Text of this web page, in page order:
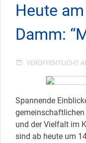
Heute
Damm:
VERÖFFENTLICHT
Spannende
und der Vielfalt im
sind ab heute um